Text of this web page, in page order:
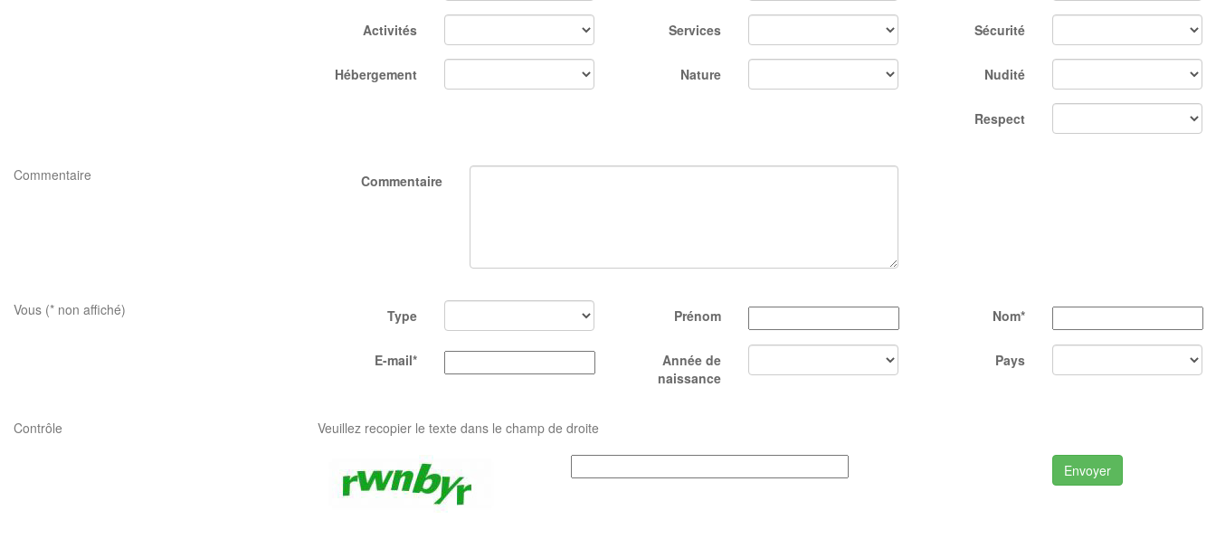
Activités
Hébergement
Services
Nature
Sécurité
Nudité
Respect
Commentaire Commentaire
Vous (* non affiché) Type Prénom Nom*
E-mail*
Année de
naissance
Pays
Contrôle Veuillez recopier le texte dans le champ de droite
Envoyer